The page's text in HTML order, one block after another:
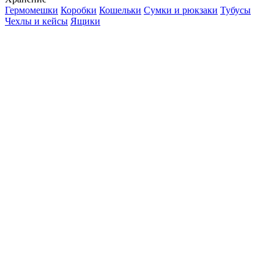
Гермомешки Коробки Кошельки Сумки и рюкзаки Тубусы
Чехлы и кейсы Ящики